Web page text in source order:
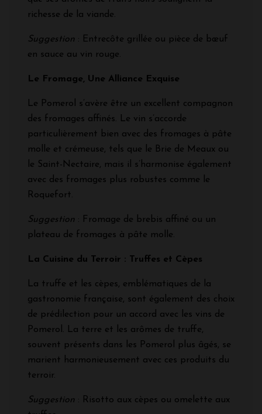
richesse de la viande.
Suggestion : Entrecôte grillée ou pièce de bœuf
en sauce au vin rouge.
Le Fromage, Une Alliance Exquise
Le Pomerol s’avère être un excellent compagnon
des fromages affinés. Le vin s’accorde
particulièrement bien avec des fromages à pâte
molle et crémeuse, tels que le Brie de Meaux ou
le Saint-Nectaire, mais il s’harmonise également
avec des fromages plus robustes comme le
Roquefort.
Suggestion : Fromage de brebis affiné ou un
plateau de fromages à pâte molle.
La Cuisine du Terroir : Truffes et Cèpes
La truffe et les cèpes, emblématiques de la
gastronomie française, sont également des choix
de prédilection pour un accord avec les vins de
Pomerol. La terre et les arômes de truffe,
souvent présents dans les Pomerol plus âgés, se
marient harmonieusement avec ces produits du
terroir.
Suggestion : Risotto aux cèpes ou omelette aux